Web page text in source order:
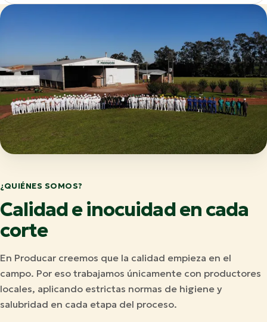
¿QUIÉNES SOMOS?
Calidad e inocuidad en cada
corte
En Producar creemos que la calidad empieza en el
campo. Por eso trabajamos únicamente con productores
locales, aplicando estrictas normas de higiene y
salubridad en cada etapa del proceso.